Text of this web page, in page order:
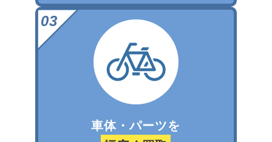
車体・パーツを